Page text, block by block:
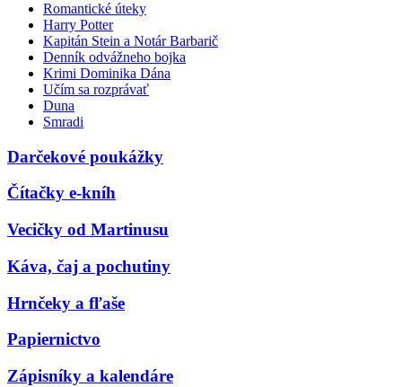
Romantické úteky
Harry Potter
Kapitán Stein a Notár Barbarič
Denník odvážneho bojka
Krimi Dominika Dána
Učím sa rozprávať
Duna
Smradi
Darčekové poukážky
Čítačky e-kníh
Vecičky od Martinusu
Káva, čaj a pochutiny
Hrnčeky a fľaše
Papiernictvo
Zápisníky a kalendáre